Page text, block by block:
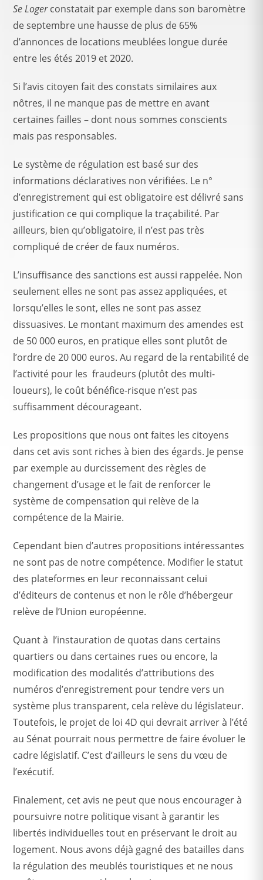
Se Logerconstatait par exemple dans son baromètre
de septembre une hausse de plus de 65%
d’annonces de locations meublées longue durée
entre les étés 2019 et 2020.
Si l’avis citoyen fait des constats similaires aux
nôtres, il ne manque pas de mettre en avant
certaines failles – dont nous sommes conscients
mais pas responsables.
Le système de régulation est basé sur des
informations déclaratives non vérifiées. Le n°
d’enregistrement qui est obligatoire est délivré sans
justification ce qui complique la traçabilité. Par
ailleurs, bien qu’obligatoire, il n’est pas très
compliqué de créer de faux numéros.
L’insuffisance des sanctions est aussi rappelée. Non
seulement elles ne sont pas assez appliquées, et
lorsqu’elles le sont, elles ne sont pas assez
dissuasives. Le montant maximum des amendes est
de 50 000 euros, en pratique elles sont plutôt de
l’ordre de 20 000 euros. Au regard de la rentabilité de
l’activité pour les fraudeurs (plutôt des multi-
loueurs), le coût bénéfice-risque n’est pas
suffisamment décourageant.
Les propositions que nous ont faites les citoyens
dans cet avis sont riches à bien des égards. Je pense
par exemple au durcissement des règles de
changement d’usage et le fait de renforcer le
système de compensation qui relève de la
compétence de la Mairie.
Cependant bien d’autres propositions intéressantes
ne sont pas de notre compétence. Modifier le statut
des plateformes en leur reconnaissant celui
d’éditeurs de contenus et non le rôle d’hébergeur
relève de l’Union européenne.
Quant à l’instauration de quotas dans certains
quartiers ou dans certaines rues ou encore, la
modification des modalités d’attributions des
numéros d’enregistrement pour tendre vers un
système plus transparent, cela relève du législateur.
Toutefois, le projet de loi 4D qui devrait arriver à l’été
au Sénat pourrait nous permettre de faire évoluer le
cadre législatif. C’est d’ailleurs le sens du vœu de
l’exécutif.
Finalement, cet avis ne peut que nous encourager à
poursuivre notre politique visant à garantir les
libertés individuelles tout en préservant le droit au
logement. Nous avons déjà gagné des batailles dans
la régulation des meublés touristiques et ne nous